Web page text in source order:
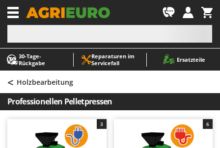
30‑Tage-
Rückgabe
Reparaturen im
Servicefall
Ersatzteile
-1
A
Abbeermaschinen - Traubenmühlen
Abfüllgeräte
Akku Gartenscheren
Akku Gras- und Strauchscheren
Akku-Stichsägen
Allzwecktransporter - Motorschubkarren
A
ABAC
AgriEuro Premium
AgriEuro TOP-LINE
AGT
Airmec
< Holzbearbeitung
Professionellen Pelletpressen
3 6